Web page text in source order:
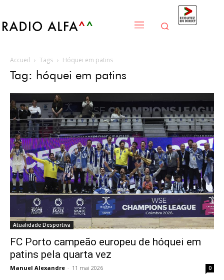
Accueil Tags Hóquei em patins
Tag: hóquei em patins
Atualidade Desportiva
FC Porto campeão europeu de hóquei em
patins pela quarta vez
Manuel Alexandre - 11 mai 2026 0